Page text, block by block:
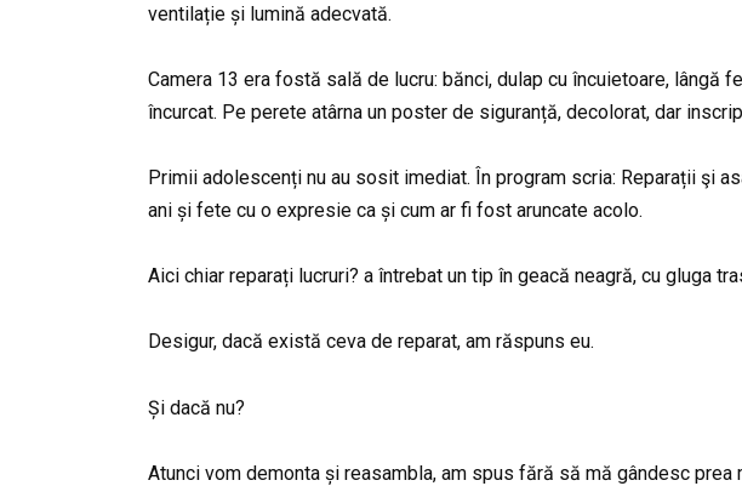
ventilație și lumină adecvată.
Camera 13 era fostă sală de lucru: bănci, dulap cu încuietoare,
încurcat. Pe perete atârna un poster de siguranță, decolorat, dar
Primii adolescenți nu au sosit imediat. În program scria: Reparații şi
ani și fete cu o expresie ca și cum ar fi fost aruncate acolo.
Aici chiar reparați lucruri? a întrebat un tip în geacă neagră, cu gluga
Desigur, dacă există ceva de reparat, am răspuns eu.
Și dacă nu?
Atunci vom demonta și reasambla, am spus fără să mă gândesc prea